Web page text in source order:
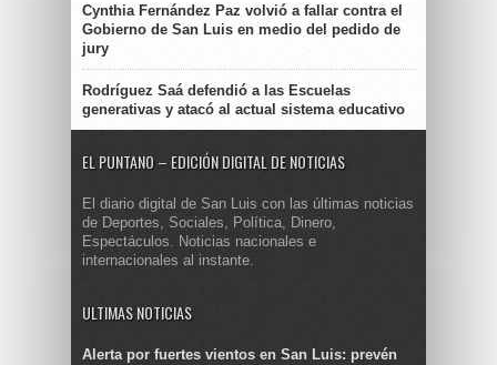
Cynthia Fernández Paz volvió a fallar contra el
Gobierno de San Luis en medio del pedido de
jury
Rodríguez Saá defendió a las Escuelas
generativas y atacó al actual sistema educativo
EL PUNTANO – EDICIÓN DIGITAL DE NOTICIAS
El diario digital de San Luis con las últimas noticias
de Deportes, Sociales, Política, Dinero,
Espectáculos. Noticias nacionales e
internacionales al instante.
ULTIMAS NOTICIAS
Alerta por fuertes vientos en San Luis: prevén